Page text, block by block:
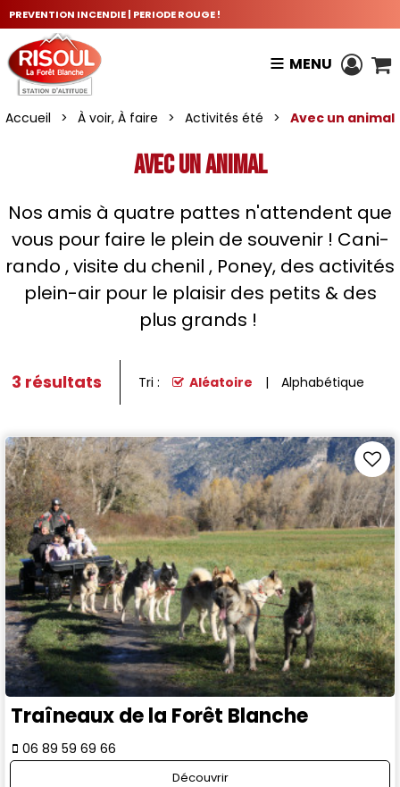
PREVENTION INCENDIE | PERIODE ROUGE !
MENU
Accueil > À voir, À faire > Activités été > Avec un animal
Avec un animal
Nos amis à quatre pattes n'attendent que
vous pour faire le plein de souvenir ! Cani-
rando , visite du chenil , Poney, des activités
plein-air pour le plaisir des petits & des
plus grands !
3 résultats Tri : Aléatoire Alphabétique
Traîneaux de la Forêt Blanche
06 89 59 69 66
Découvrir